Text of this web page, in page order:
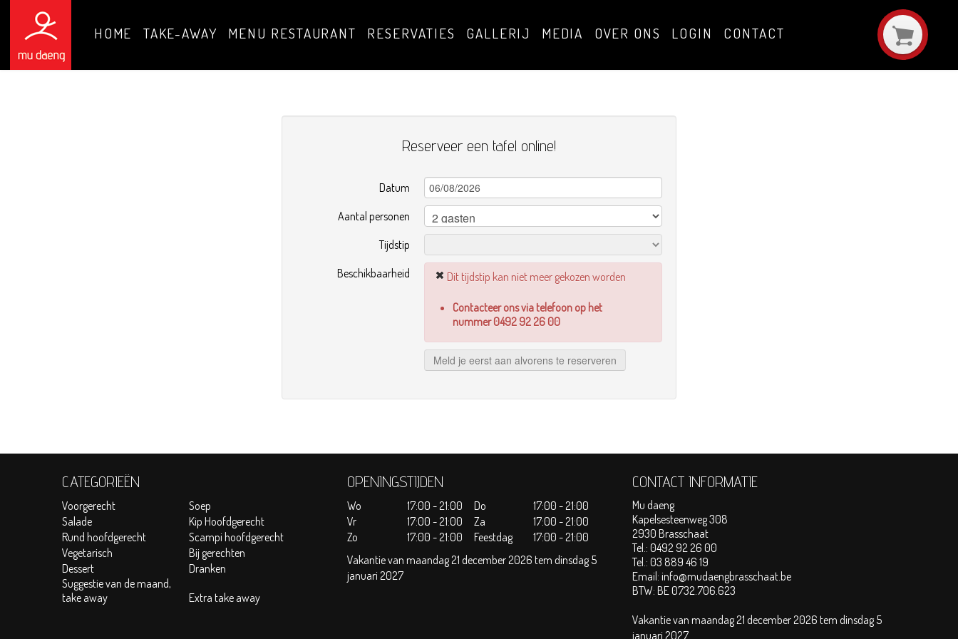
HOME TAKE-AWAY MENU RESTAURANT RESERVATIES GALLERIJ MEDIA OVER ONS LOGIN CONTACT
Reserveer een tafel online!
Datum
Aantal personen
Tijdstip
Beschikbaarheid
Dit tijdstip kan niet meer gekozen worden
Contacteer ons via telefoon op het
nummer 0492 92 26 00
Meld je eerst aan alvorens te reserveren
CATEGORIEËN
Voorgerecht
Soep
Salade
Kip Hoofdgerecht
Rund hoofdgerecht
Scampi hoofdgerecht
Vegetarisch
Bij gerechten
Dessert
Dranken
Suggestie van de maand,
take away
Extra take away
OPENINGSTIJDEN
Wo 17:00 - 21:00 Do
17:00 - 21:00
Vr
17:00 - 21:00 Za
17:00 - 21:00
Zo
17:00 - 21:00 Feestdag
17:00 - 21:00
Vakantie van maandag 21 december 2026 tem dinsdag 5
januari 2027
CONTACT INFORMATIE
Mu daeng
Kapelsesteenweg 308
2930 Brasschaat
Tel.: 0492 92 26 00
Tel.: 03 889 46 19
Email: info@mudaengbrasschaat.be
BTW: BE 0732.706.623
Vakantie van maandag 21 december 2026 tem dinsdag 5
januari 2027